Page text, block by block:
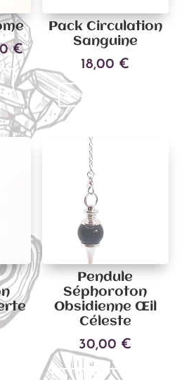
€Plage
de
prix :
2,00 €
à
3,00 €
Ce
produit
a
plusieurs
variations.
choisies
la
page
du
produit
Pack Circulation
Sanguine
18,00 €
Ajouter au panier
Pendule
Séphoroton
Obsidienne Œil
Céleste
30,00 €